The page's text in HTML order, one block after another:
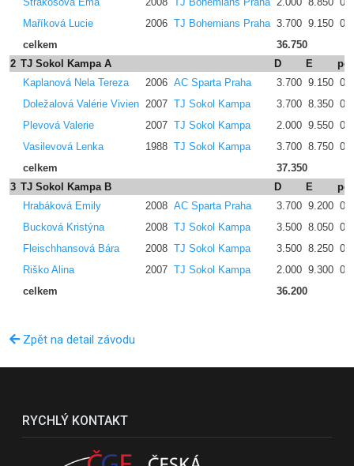
Maříková Lucie
2006 TJ Bohemians Praha 3.700 9.150
celkem
36.750
2 TJ Sokol Kampa A D E
Kaplanová Nela Tereza
2006 AC Sparta Praha 3.700 9.150
Doležalová Valérie Vivien 2007 TJ Sokol Kampa 3.700 8.350
Plevová Valerie
2007 TJ Sokol Kampa 2.000 9.550
Vasilevová Lenka
1988 TJ Sokol Kampa 3.700 8.750
celkem
37.350
3 TJ Sokol Kampa B D E
Hrabáková Emily
2008 AC Sparta Praha 3.700 9.200
Bucková Kristýna
2008 TJ Sokol Kampa 3.500 8.050
Fleischhansová Bára
2008 TJ Sokol Kampa 3.500 8.250
Riško Alina
2007 TJ Sokol Kampa 2.000 9.300
celkem
36.200
Zpět na detail závodu
RYCHLÝ KONTAKT